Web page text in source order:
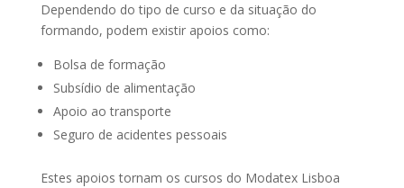
Dependendo do tipo de curso e da situação do
formando, podem existir apoios como:
Bolsa de formação
Subsídio de alimentação
Apoio ao transporte
Seguro de acidentes pessoais
Estes apoios tornam os cursos do Modatex Lisboa